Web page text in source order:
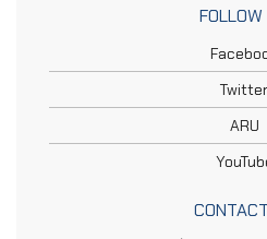
FOLLOW
Twitter
ARU